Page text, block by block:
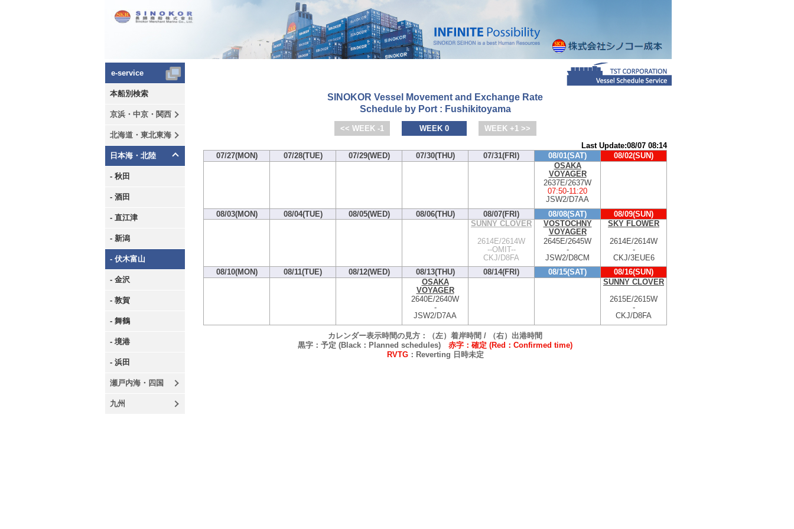
e-service
本船別検索
京浜・中京・関西
北海道・東北東海
日本海・北陸
- 秋田
- 酒田
- 直江津
- 新潟
- 伏木富山
- 金沢
- 敦賀
- 舞鶴
- 境港
- 浜田
瀬戸内海・四国
九州
SINOKOR Vessel Movement and Exchange Rate
Schedule by Port : Fushikitoyama
<< WEEK -1 WEEK 0
WEEK +1 >>
Last Update:08/07 08:14
07/27(MON)
07/28(TUE) 07/29(WED) 07/30(THU) 07/31(FRI) 08/01(SAT)
08/02(SUN)
OSAKA
VOYAGER
2637E/2637W
07:50-11:20
JSW2/D7AA
08/03(MON)
08/04(TUE) 08/05(WED) 08/06(THU) 08/07(FRI) 08/08(SAT)
08/09(SUN)
SUNNY CLOVER
2614E/2614W
--OMIT--
CKJ/D8FA
VOSTOCHNY
VOYAGER
2645E/2645W
-
JSW2/D8CM
SKY FLOWER
2614E/2614W
-
CKJ/3EUE6
08/10(MON)
08/11(TUE) 08/12(WED) 08/13(THU) 08/14(FRI) 08/15(SAT)
08/16(SUN)
OSAKA
VOYAGER
2640E/2640W
-
JSW2/D7AA
SUNNY CLOVER
2615E/2615W
-
CKJ/D8FA
カレンダー表示時間の見方：（左）着岸時間 / （右）出港時間
黒字：予定 (Black：Planned schedules) 赤字：確定 (Red：Confirmed time)
RVTG：Reverting 日時未定